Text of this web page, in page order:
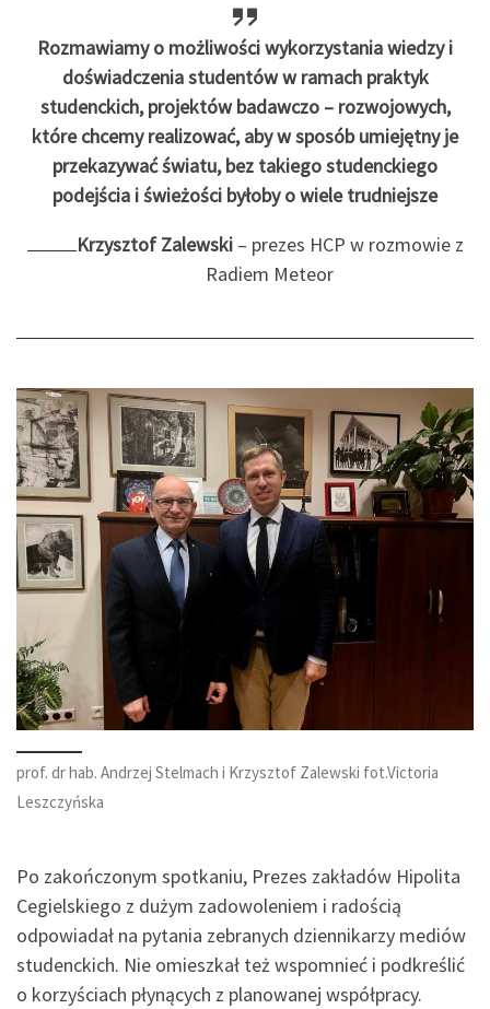
Rozmawiamy o możliwości wykorzystania wiedzy i
doświadczenia studentów w ramach praktyk
studenckich, projektów badawczo – rozwojowych,
które chcemy realizować, aby w sposób umiejętny je
przekazywać światu, bez takiego studenckiego
podejścia i świeżości byłoby o wiele trudniejsze
Krzysztof Zalewski– prezes HCP w rozmowie z
Radiem Meteor
prof. dr hab. Andrzej Stelmach i Krzysztof Zalewski fot.Victoria
Leszczyńska
Po zakończonym spotkaniu, Prezes zakładów Hipolita
Cegielskiego z dużym zadowoleniem i radością
odpowiadał na pytania zebranych dziennikarzy mediów
studenckich. Nie omieszkał też wspomnieć i podkreślić
o korzyściach płynących z planowanej współpracy.